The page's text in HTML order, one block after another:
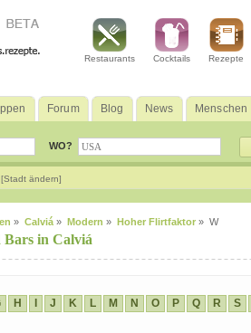
Restaurants Cocktails Rezepte
Forum Blog News Menschen
WO?
[Stadt ändern]
» Calviá » Modern » Hoher Flirtfaktor » W
Bars in Calviá
H J K L M N O P Q R S